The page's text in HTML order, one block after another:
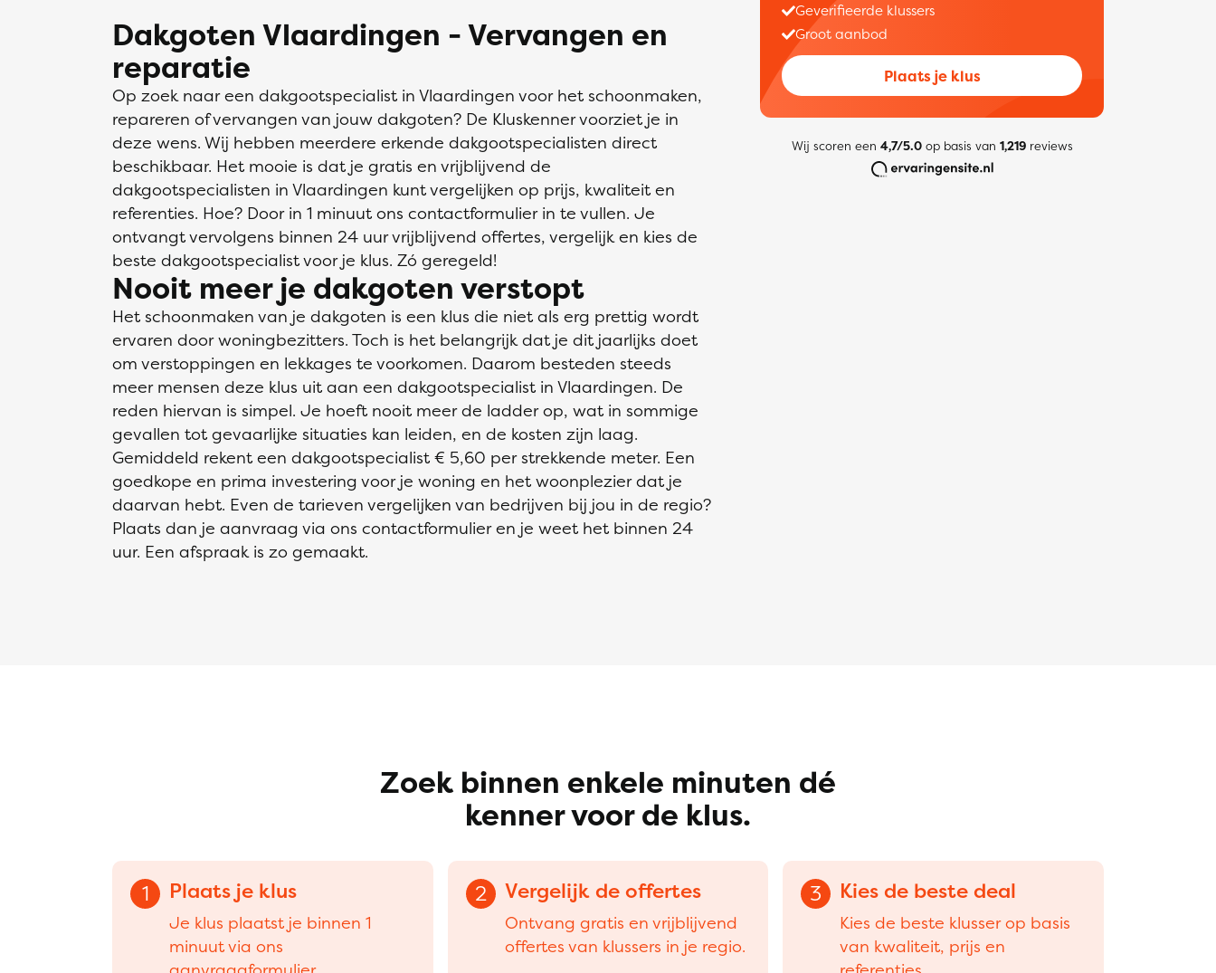
Dakgoten Vlaardingen - Vervangen en
reparatie
Op zoek naar een dakgootspecialist in Vlaardingen voor het schoonmaken,
repareren of vervangen van jouw dakgoten? De Kluskenner voorziet je in
deze wens. Wij hebben meerdere erkende dakgootspecialisten direct
beschikbaar. Het mooie is dat je gratis en vrijblijvend de
dakgootspecialisten in Vlaardingen kunt vergelijken op prijs, kwaliteit en
referenties. Hoe? Door in 1 minuut ons contactformulier in te vullen. Je
ontvangt vervolgens binnen 24 uur vrijblijvend offertes, vergelijk en kies de
beste dakgootspecialist voor je klus. Zó geregeld!
Nooit meer je dakgoten verstopt
Het schoonmaken van je dakgoten is een klus die niet als erg prettig wordt
ervaren door woningbezitters. Toch is het belangrijk dat je dit jaarlijks doet
om verstoppingen en lekkages te voorkomen. Daarom besteden steeds
meer mensen deze klus uit aan een dakgootspecialist in Vlaardingen. De
reden hiervan is simpel. Je hoeft nooit meer de ladder op, wat in sommige
gevallen tot gevaarlijke situaties kan leiden, en de kosten zijn laag.
Gemiddeld rekent een dakgootspecialist € 5,60 per strekkende meter. Een
goedkope en prima investering voor je woning en het woonplezier dat je
daarvan hebt. Even de tarieven vergelijken van bedrijven bij jou in de regio?
Plaats dan je aanvraag via ons contactformulier en je weet het binnen 24
uur. Een afspraak is zo gemaakt.
Geverifieerde klussers
Groot aanbod
Plaats je klus
Wij scoren een 4,7/5.0op basis van 1,219reviews
Zoek binnen enkele minuten dé
kenner voor de klus.
1 Plaats je klus
Je klus plaatst je binnen 1
minuut via ons
2 Vergelijk de offertes
Ontvang gratis en vrijblijvend
offertes van klussers in je regio.
3 Kies de beste deal
Kies de beste klusser op basis
van kwaliteit, prijs en